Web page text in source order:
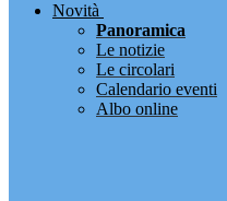
Novità
Panoramica
Le notizie
Le circolari
Calendario eventi
Albo online